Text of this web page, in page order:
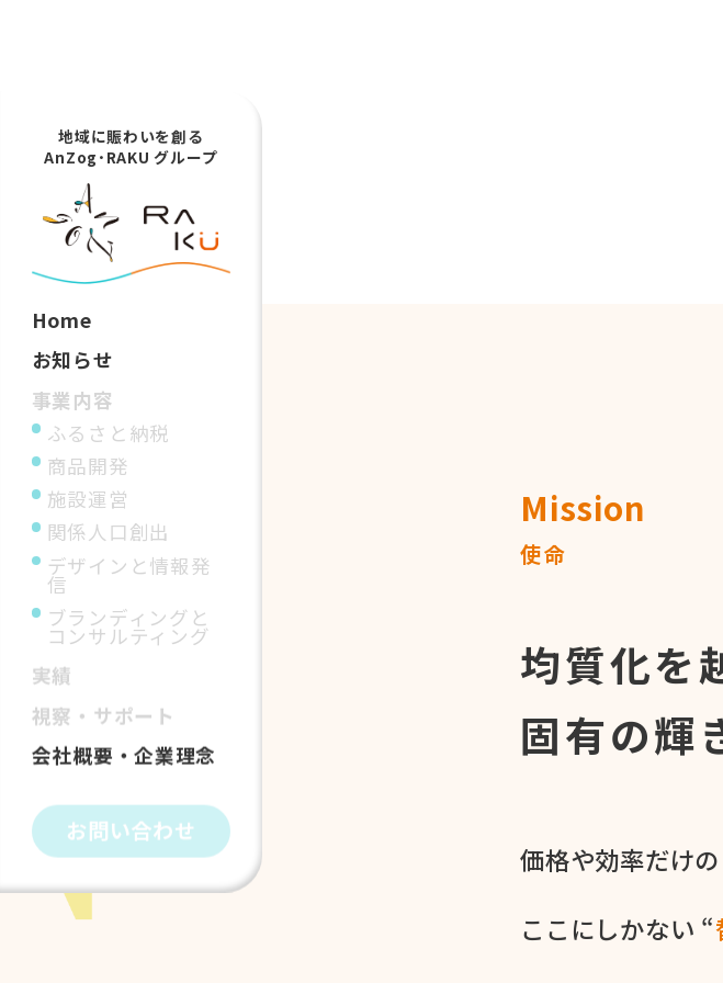
地域に賑わいを創る
AnZog･RAKU グループ
Home
お知らせ
事業内容
ふるさと納税
商品開発
施設運営
関係人口創出
デザインと情報発
信
ブランディングと
コンサルティング
実績
視察・サポート
会社概要・企業理念
お問い合わせ
Mission
使命
均質化を
固有の輝
価格や​効率だけ
ここに​しかない​ “